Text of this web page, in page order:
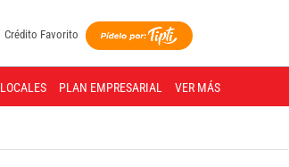
Crédito Favorito
LOCALES PLAN EMPRESARIAL VER MÁS